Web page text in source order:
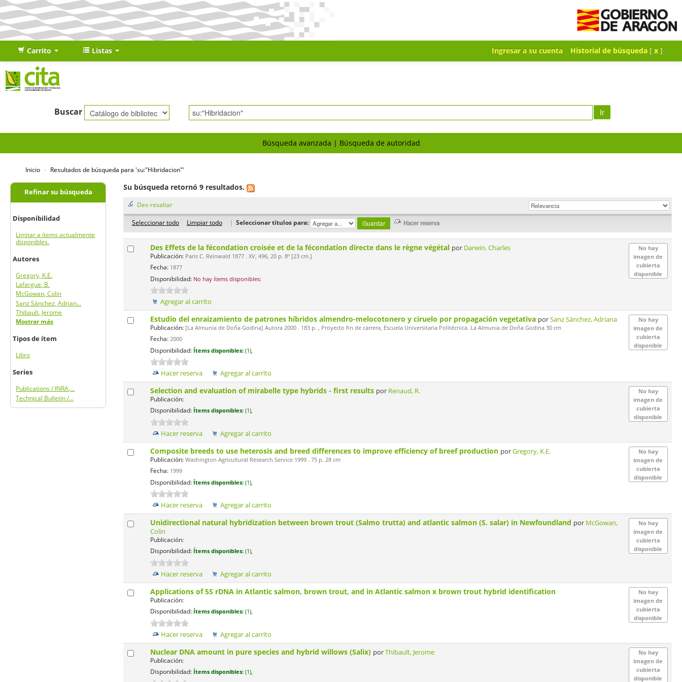
Carrito Listas Ingresar a su cuenta Historial de búsqueda[ x ]
Buscar Ir
Búsqueda avanzada Búsqueda de autoridad
Inicio › Resultados de búsqueda para 'su:"Hibridacion"'
Refinar su búsqueda
Disponibilidad
Limitar a ítems actualmente
disponibles.
Autores
Gregory, K.E.
Lafargue, B.
McGowan, Colin
Sanz Sánchez, Adrian...
Thibault, Jerome
Mostrar más
Tipos de ítem
Libro
Series
Publications / INRA,...
Technical Bulletin /...
Su búsqueda retornó 9 resultados.
Des-resaltar
Seleccionar todo Limpiar todo | Seleccionar títulos para:
No hay
imagen de
cubierta
disponible
Des Effets de la fécondation croisée et de la fécondation directe dans le règne végétal por Darwin, Charles
Publicación:Paris C. Reinwald 1877 . XV, 496, 20 p. 8º [23 cm.]
Fecha:1877
Disponibilidad: No hay ítems disponibles:
Agregar al carrito
No hay
imagen de
cubierta
disponible
Estudio del enraizamiento de patrones híbridos almendro-melocotonero y ciruelo por propagación vegetativa porSanz Sánchez, Adriana
Publicación:[La Almunia de Doña Godina] Autora 2000 . 183 p. , Proyecto fin de carrera, Escuela Universitaria Politécnica. La Almunia de Doña Godina 30 cm
Fecha:2000
Disponibilidad: Ítems disponibles: (1),
Hacer reserva Agregar al carrito
No hay
imagen de
cubierta
disponible
Selection and evaluation of mirabelle type hybrids - first results por Renaud, R.
Publicación:
Disponibilidad: Ítems disponibles: (1),
Hacer reserva Agregar al carrito
No hay
imagen de
cubierta
disponible
Composite breeds to use heterosis and breed differences to improve efficiency of breef production porGregory, K.E.
Publicación:Washington Agricultural Research Service 1999 . 75 p. 28 cm
Fecha:1999
Disponibilidad: Ítems disponibles: (1),
Hacer reserva Agregar al carrito
No hay
imagen de
cubierta
disponible
Unidirectional natural hybridization between brown trout (Salmo trutta) and atlantic salmon (S. salar) in Newfoundland por McGowan,
Colin
Publicación:
Disponibilidad: Ítems disponibles: (1),
Hacer reserva Agregar al carrito
No hay
imagen de
cubierta
disponible
Applications of 5S rDNA in Atlantic salmon, brown trout, and in Atlantic salmon x brown trout hybrid identification
Publicación:
Disponibilidad: Ítems disponibles: (1),
Hacer reserva Agregar al carrito
No hay
imagen de
cubierta
disponible
Nuclear DNA amount in pure species and hybrid willows (Salix) porThibault, Jerome
Publicación:
Disponibilidad: Ítems disponibles: (1),